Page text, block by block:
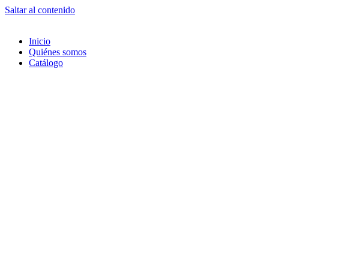
Saltar al contenido
Inicio
Quiénes somos
Catálogo